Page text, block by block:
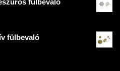
fülbevaló
fülbevaló